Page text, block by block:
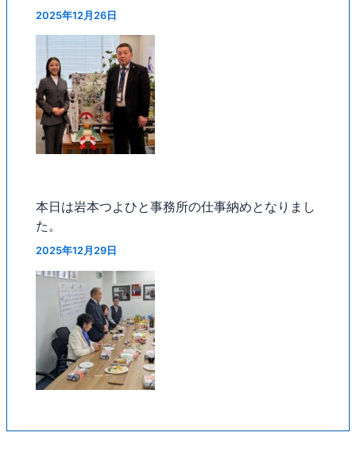
2025年12月26日
本日は岩本つよひと事務所の仕事納めとなりまし
た。
2025年12月29日